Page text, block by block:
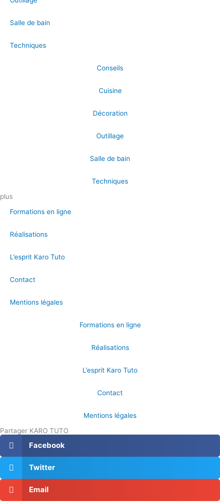
Salle de bain
Techniques
Conseils
Cuisine
Décoration
Outillage
Salle de bain
Techniques
plus
Formations en ligne
Réalisations
L’esprit Karo Tuto
Contact
Mentions légales
Formations en ligne
Réalisations
L’esprit Karo Tuto
Contact
Mentions légales
Partager KARO TUTO
Facebook
Twitter
Email